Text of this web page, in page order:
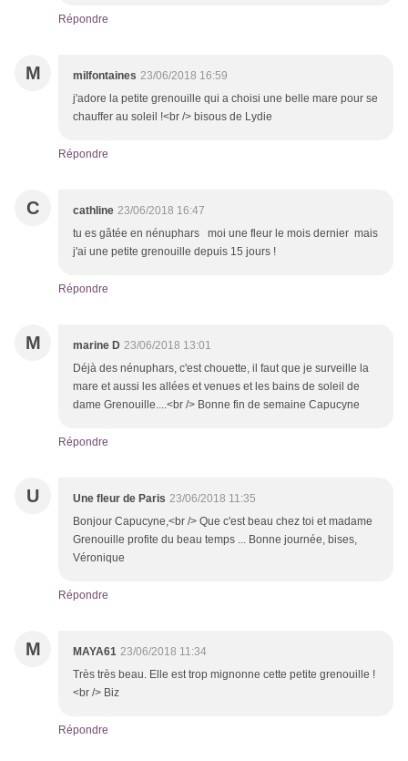
Répondre
M milfontaines 23/06/2018 16:59
j'adore la petite grenouille qui a choisi une belle mare pour se
chauffer au soleil !<br /> bisous de Lydie
Répondre
C cathline 23/06/2018 16:47
tu es gâtée en nénuphars moi une fleur le mois dernier mais
j'ai une petite grenouille depuis 15 jours !
Répondre
M marine D 23/06/2018 13:01
Déjà des nénuphars, c'est chouette, il faut que je surveille la
mare et aussi les allées et venues et les bains de soleil de
dame Grenouille....<br /> Bonne fin de semaine Capucyne
Répondre
U Une fleur de Paris 23/06/2018 11:35
Bonjour Capucyne,<br /> Que c'est beau chez toi et madame
Grenouille profite du beau temps ... Bonne journée, bises,
Véronique
Répondre
M MAYA61 23/06/2018 11:34
Très très beau. Elle est trop mignonne cette petite grenouille !
<br /> Biz
Répondre